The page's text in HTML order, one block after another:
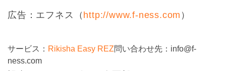
広告：エフネス（ http://www.f-ness.com ）
サービス： Rikisha Easy REZ問い合わせ先：info@f-
ness.com